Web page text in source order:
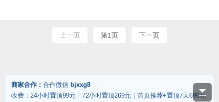
上一页 第1页 下一页
商家合作： 合作微信 bjxxg8
收费：24小时置顶99元｜72小时置顶269元｜首页推荐+置顶7天699元